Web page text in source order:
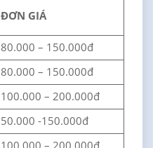
ĐƠN GIÁ
80.000 – 150.000đ
80.000 – 150.000đ
100.000 – 200.000đ
50.000 -150.000đ